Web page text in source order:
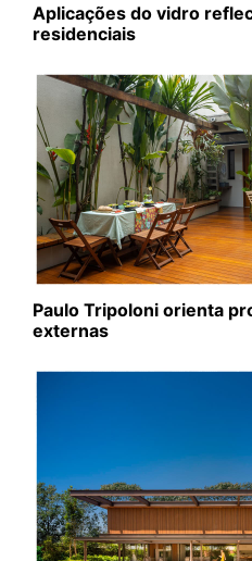
Aplicações do vidro
residenciais
Paulo Tripoloni orienta
externas